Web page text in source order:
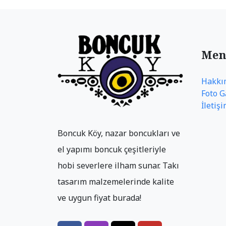
Boncuk Köy, nazar boncukları ve
el yapımı boncuk çeşitleriyle
hobi severlere ilham sunar. Takı
tasarım malzemelerinde kalite
ve uygun fiyat burada!
Foto